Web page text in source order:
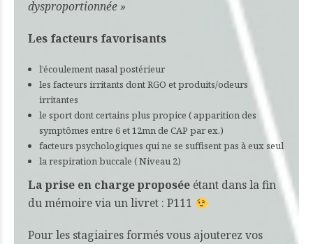
dysproportionnée »
Les facteurs favorisants
l’écoulement nasal postérieur
les facteurs irritants dont RGO et produits/odeurs
irritantes
le sport dont certains plus propice ( apparition des
symptômes entre 6 et 12mn de CAP par ex.)
facteurs psychologiques qui ne se suffisent pas à eux seul
la respiration buccale ( Niveau 2)
La prise en charge proposée étant dans la fin
du mémoire via un livret : P111
Pour les stagiaires formés vous ajouterez vos